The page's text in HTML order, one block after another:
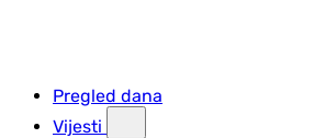
Pregled dana
Vijesti